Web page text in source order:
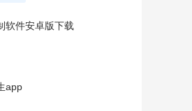
软件安卓版下载
app